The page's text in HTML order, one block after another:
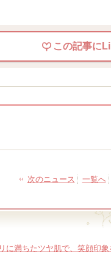
この記事に
次のニュース 一覧へ
に満ちたツヤ肌で、笑顔印